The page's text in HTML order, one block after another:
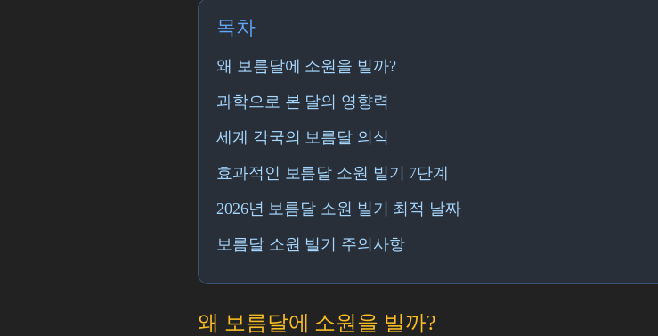
목차
왜 보름달에 소원을 빌까?
과학으로 본 달의 영향력
세계 각국의 보름달 의식
효과적인 보름달 소원 빌기 7단계
2026년 보름달 소원 빌기 최적 날짜
보름달 소원 빌기 주의사항
왜 보름달에 소원을 빌까?